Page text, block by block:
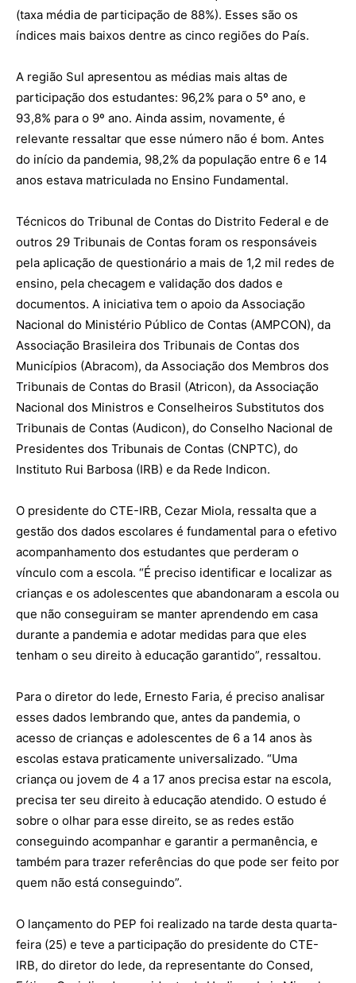
(taxa média de participação de 88%). Esses são os
índices mais baixos dentre as cinco regiões do País.
A região Sul apresentou as médias mais altas de
participação dos estudantes: 96,2% para o 5º ano, e
93,8% para o 9º ano. Ainda assim, novamente, é
relevante ressaltar que esse número não é bom. Antes
do início da pandemia, 98,2% da população entre 6 e 14
anos estava matriculada no Ensino Fundamental.
Técnicos do Tribunal de Contas do Distrito Federal e de
outros 29 Tribunais de Contas foram os responsáveis
pela aplicação de questionário a mais de 1,2 mil redes de
ensino, pela checagem e validação dos dados e
documentos. A iniciativa tem o apoio da Associação
Nacional do Ministério Público de Contas (AMPCON), da
Associação Brasileira dos Tribunais de Contas dos
Municípios (Abracom), da Associação dos Membros dos
Tribunais de Contas do Brasil (Atricon), da Associação
Nacional dos Ministros e Conselheiros Substitutos dos
Tribunais de Contas (Audicon), do Conselho Nacional de
Presidentes dos Tribunais de Contas (CNPTC), do
Instituto Rui Barbosa (IRB) e da Rede Indicon.
O presidente do CTE-IRB, Cezar Miola, ressalta que a
gestão dos dados escolares é fundamental para o efetivo
acompanhamento dos estudantes que perderam o
vínculo com a escola. “É preciso identificar e localizar as
crianças e os adolescentes que abandonaram a escola ou
que não conseguiram se manter aprendendo em casa
durante a pandemia e adotar medidas para que eles
tenham o seu direito à educação garantido”, ressaltou.
Para o diretor do Iede, Ernesto Faria, é preciso analisar
esses dados lembrando que, antes da pandemia, o
acesso de crianças e adolescentes de 6 a 14 anos às
escolas estava praticamente universalizado. “Uma
criança ou jovem de 4 a 17 anos precisa estar na escola,
precisa ter seu direito à educação atendido. O estudo é
sobre o olhar para esse direito, se as redes estão
conseguindo acompanhar e garantir a permanência, e
também para trazer referências do que pode ser feito por
quem não está conseguindo”.
O lançamento do PEP foi realizado na tarde desta quarta-
feira (25) e teve a participação do presidente do CTE-
IRB, do diretor do Iede, da representante do Consed,